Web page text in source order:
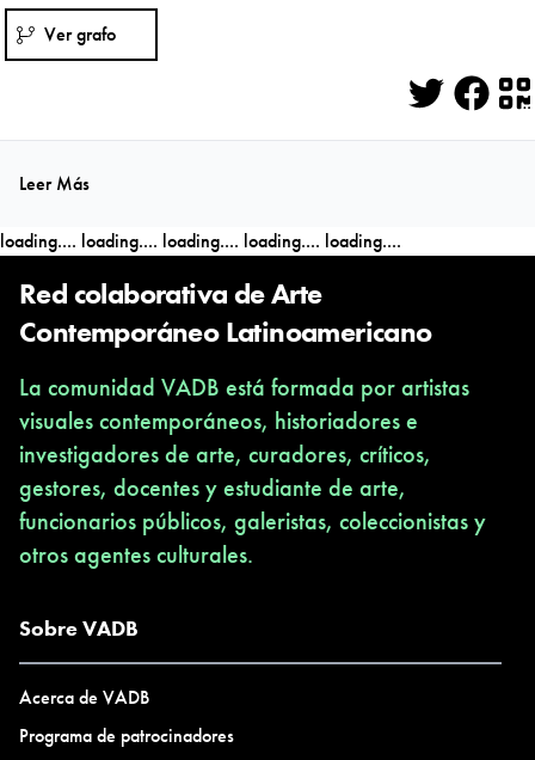
Ver grafo
Twitter
Leer Más
loading.... loading.... loading.... loading.... loading....
Red colaborativa de Arte
Contemporáneo Latinoamericano
La comunidad VADB está formada por artistas
visuales contemporáneos, historiadores e
investigadores de arte, curadores, críticos,
gestores, docentes y estudiante de arte,
funcionarios públicos, galeristas, coleccionistas y
otros agentes culturales.
Sobre VADB
Acerca de VADB
Programa de patrocinadores